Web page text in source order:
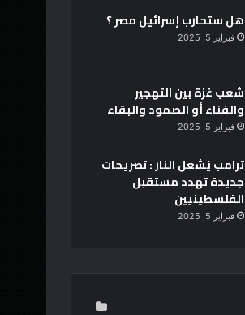
هل ستحارب إسرائيل مصر ؟
فبراير 5, 2025
شعب غزة بين التهجير
والفناء أو الصمود والبقاء
فبراير 5, 2025
ترامب يُشعل النار : تصريحات
جديدة تهدد مستقبل
الفلسطينيين
فبراير 5, 2025